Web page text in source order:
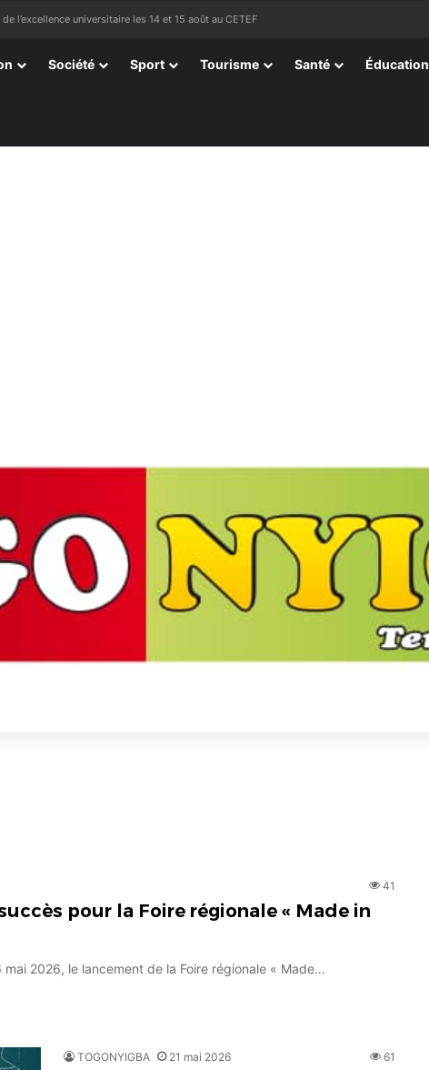
de Kpélé Govié Apégamé / Sokpé
Société Sport Tourisme Santé Éducation
41
pour la Foire régionale « Made in
2026, le lancement de la Foire régionale « Made…
TOGONYIGBA 21 mai 2026 61